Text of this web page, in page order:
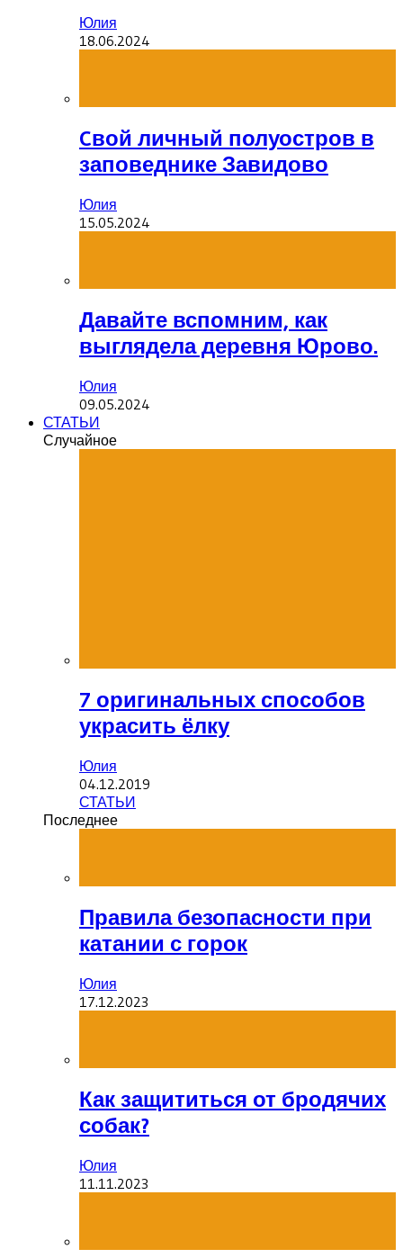
Юлия
18.06.2024
Cвой личный полуостров в
заповеднике Завидово
Юлия
15.05.2024
Давайте вспомним, как
выглядела деревня Юрово.
Юлия
09.05.2024
СТАТЬИ
Случайное
7 оригинальных способов
украсить ёлку
Юлия
04.12.2019
СТАТЬИ
Последнее
Правила безопасности при
катании с горок
Юлия
17.12.2023
Как защититься от бродячих
собак?
Юлия
11.11.2023